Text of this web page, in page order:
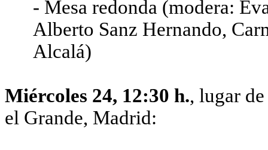
- Mesa redonda (modera:
Alberto Sanz Hernando,
Alcalá)
Miércoles 24, 12:30 h., lugar
el Grande, Madrid: